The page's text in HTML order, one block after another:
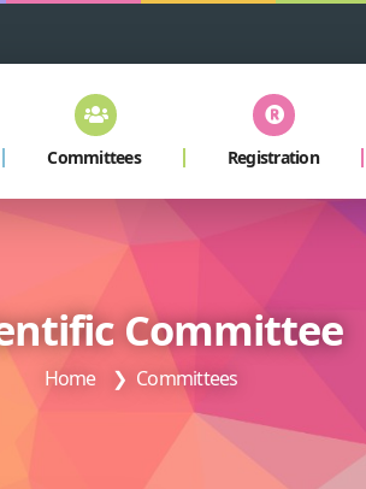
Committees Registration
Committee
Home Committees